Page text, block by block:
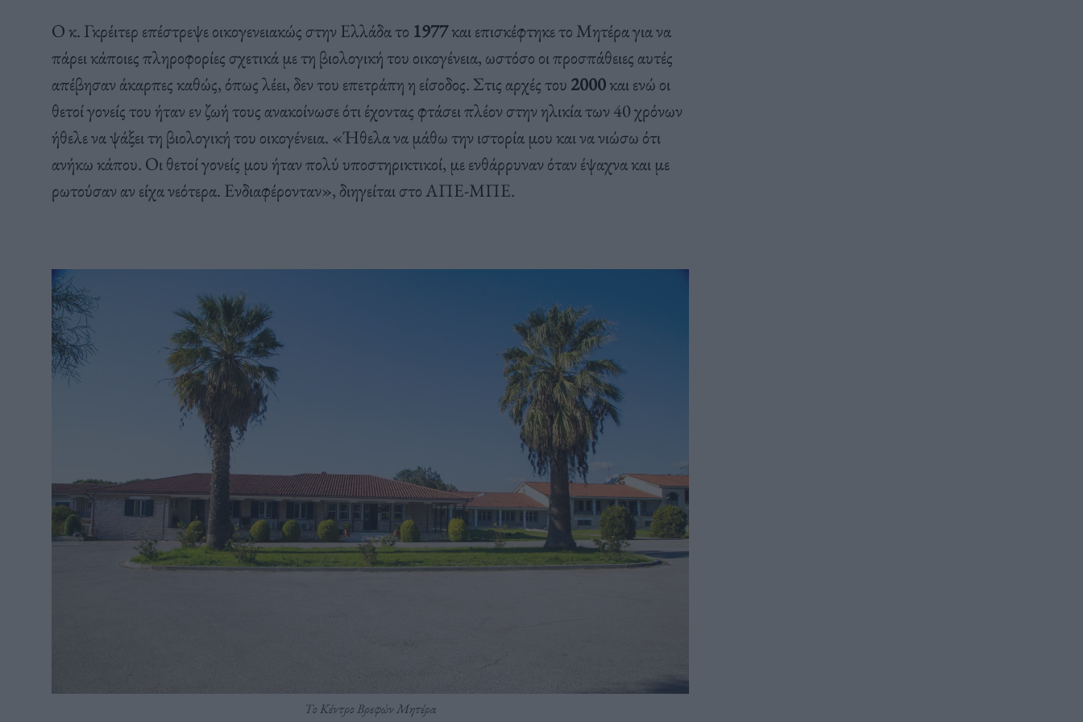
Ο κ. Γκρέιτερ επέστρεψε οικογενειακώς στην Ελλάδα το 1977και επισκέφτηκε το Μητέρα για να
πάρει κάποιες πληροφορίες σχετικά με τη βιολογική του οικογένεια, ωστόσο οι προσπάθειες αυτές
απέβησαν άκαρπες καθώς, όπως λέει, δεν του επετράπη η είσοδος. Στις αρχές του 2000και ενώ οι
θετοί γονείς του ήταν εν ζωή τους ανακοίνωσε ότι έχοντας φτάσει πλέον στην ηλικία των 40 χρόνων
ήθελε να ψάξει τη βιολογική του οικογένεια. «Ήθελα να μάθω την ιστορία μου και να νιώσω ότι
ανήκω κάπου. Οι θετοί γονείς μου ήταν πολύ υποστηρικτικοί, με ενθάρρυναν όταν έψαχνα και με
ρωτούσαν αν είχα νεότερα. Ενδιαφέρονταν», διηγείται στο ΑΠΕ-ΜΠΕ.
Το Κέντρο Βρεφών Μητέρα